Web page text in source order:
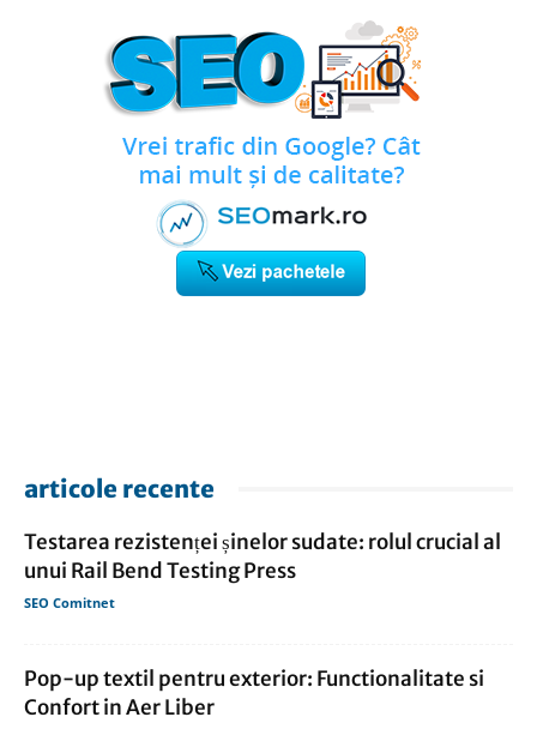
articole recente
Testarea rezistenței șinelor sudate: rolul crucial al
unui Rail Bend Testing Press
SEO Comitnet
Pop-up textil pentru exterior: Functionalitate si
Confort in Aer Liber